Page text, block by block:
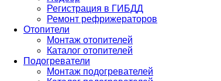
Регистрация в ГИБДД
Ремонт рефрижераторов
Отопители
Монтаж отопителей
Каталог отопителей
Подогреватели
Монтаж подогревателей